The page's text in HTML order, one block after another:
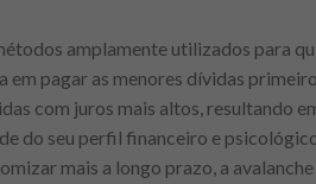
amplamente utilizados para
em pagar as menores dívidas
com juros mais altos, resultando
do seu perfil financeiro e
mais a longo prazo, a